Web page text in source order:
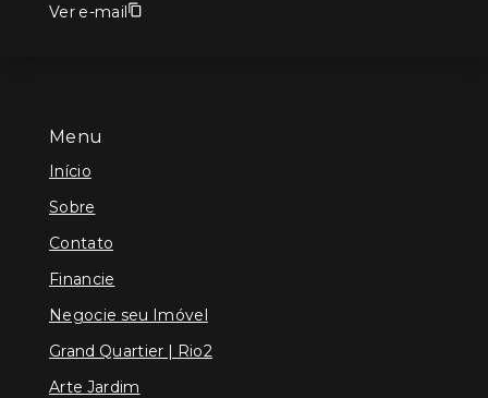
Menu
Início
Sobre
Contato
Financie
Negocie seu Imóvel
Grand Quartier | Rio2
Arte Jardim
Ver e-mail